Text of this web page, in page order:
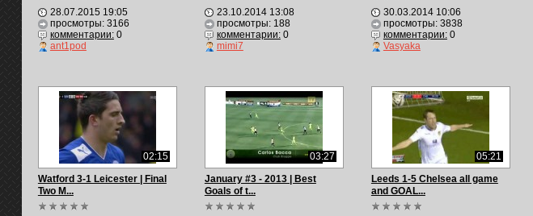
28.07.2015 19:05
просмотры: 3166
комментарии:0
ant1pod
23.10.2014 13:08
просмотры: 188
комментарии:0
mimi7
30.03.2014 10:06
просмотры: 3838
комментарии:0
Vasyaka
02:15
Watford 3-1 Leicester | Final
Two M...
03:27
January #3 - 2013 | Best
Goals of t...
05:21
Leeds 1-5 Chelsea all game
and GOAL...